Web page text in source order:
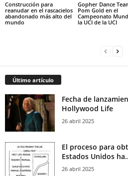
Construcción para
reanudar en el rascacielos
abandonado más alto del
mundo
Gopher Dance
Pom Gold en el
Campeonato
la UCI de la UCI
Último artículo
Fecha de
Hollywood Life
26 abril 2025
El proceso para
Estados Unidos
26 abril 2025